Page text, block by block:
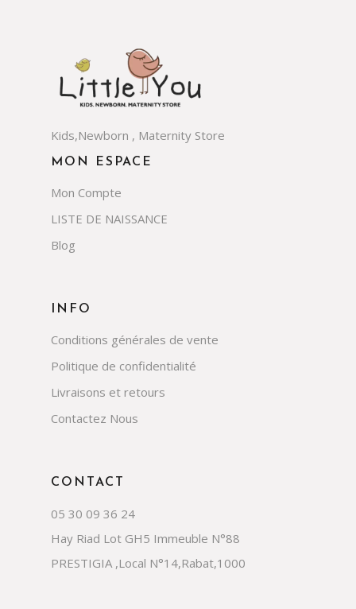
CONTACT
05 30 09 36 24
Hay Riad Lot GH5 Immeuble N°88
PRESTIGIA ,Local N°14,Rabat,1000
INFO
Conditions générales de vente
Politique de confidentialité
Livraisons et retours
Contactez Nous
MON ESPACE
Mon Compte
LISTE DE NAISSANCE
Blog
Kids,Newborn , Maternity Store